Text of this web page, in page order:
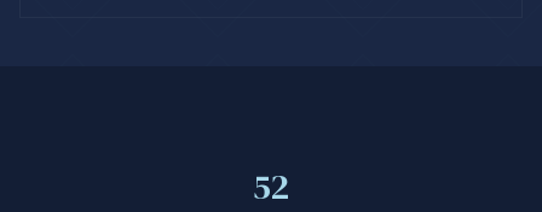
52